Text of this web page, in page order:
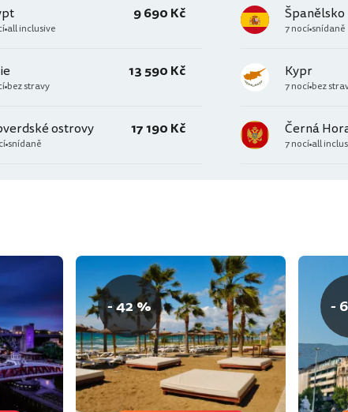
9 690 Kč
all inclusive
Španělsko
7 nocísnídaně
13 590 Kč
bez stravy
Kypr
7 nocí bez
ostrovy 17 190 Kč
snídaně
Černá
7 nocí all
- 42 % -